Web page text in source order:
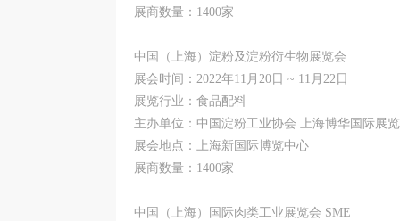
展商数量：1400家
中国（上海）淀粉及淀粉衍生物展览会
展会时间：2022年11月20日 ~ 11月22日
展览行业：食品配料
主办单位：中国淀粉工业协会 上海博华国际展
展会地点：上海新国际博览中心
展商数量：1400家
中国（上海）国际肉类工业展览会 SME